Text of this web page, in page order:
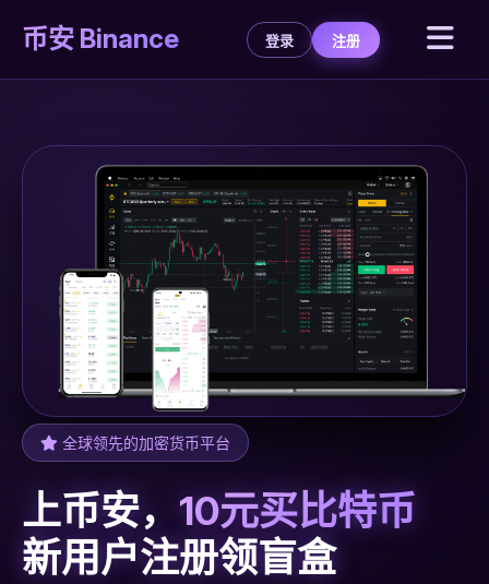
币安 Binance 登录 注册
全球领先的加密货币平台
上币安， 10元买比特币
新用户注册领盲盒